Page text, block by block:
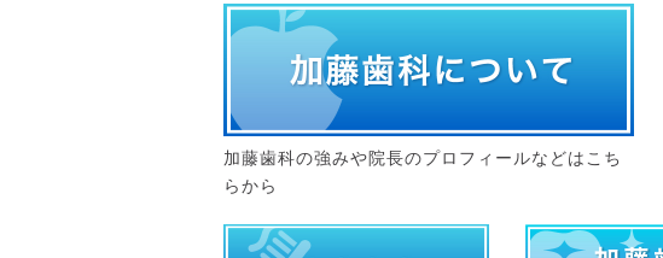
加藤歯科の強みや院長のプロフィールなどはこち
らから